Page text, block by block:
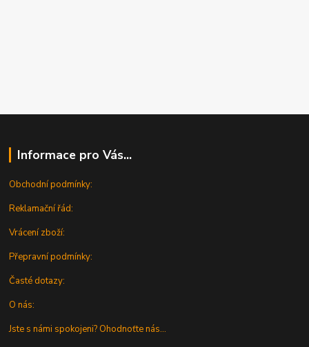
Informace pro Vás...
Obchodní podmínky:
Reklamační řád:
Vrácení zboží:
Přepravní podmínky:
Časté dotazy:
O nás:
Jste s námi spokojeni? Ohodnoťte nás...